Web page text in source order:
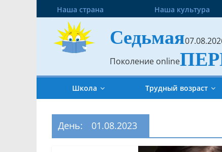
Наша страна Наша культура
Седьмая
Поколение online
Школа Трудный возраст
День: 01.08.2023